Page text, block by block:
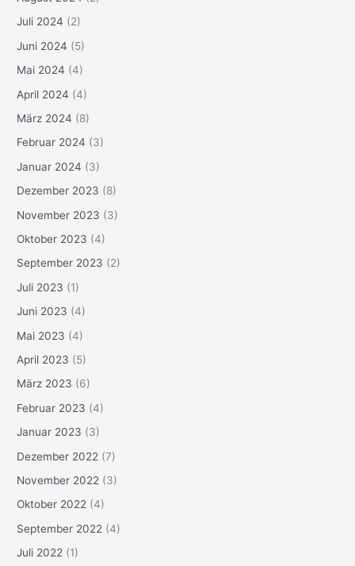
Juli 2024 (2)
Juni 2024 (5)
Mai 2024 (4)
April 2024 (4)
März 2024 (8)
Februar 2024 (3)
Januar 2024 (3)
Dezember 2023 (8)
November 2023 (3)
Oktober 2023 (4)
September 2023 (2)
Juli 2023 (1)
Juni 2023 (4)
Mai 2023 (4)
April 2023 (5)
März 2023 (6)
Februar 2023 (4)
Januar 2023 (3)
Dezember 2022 (7)
November 2022 (3)
Oktober 2022 (4)
September 2022 (4)
Juli 2022 (1)